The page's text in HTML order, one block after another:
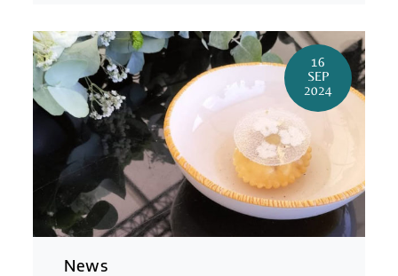
16
SEP
2024
News